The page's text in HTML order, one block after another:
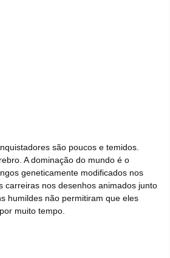
são poucos e temidos.
A dominação do mundo é o
geneticamente modificados nos
carreiras nos desenhos animados junto
humildes não permitiram que eles
muito tempo.